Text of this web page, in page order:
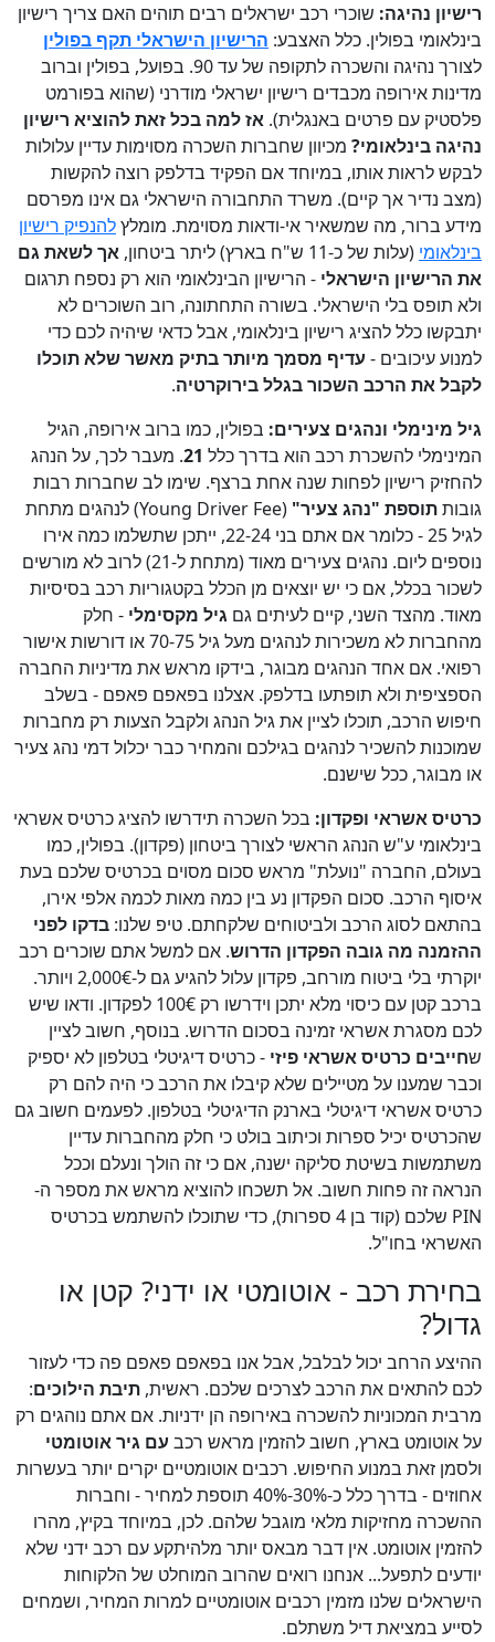
רישיון נהיגה: שוכרי רכב ישראלים רבים תוהים האם צריך רישיון
בינלאומי בפולין. כלל האצבע: הרישיון הישראלי תקף בפולין
לצורך נהיגה והשכרה לתקופה של עד 90. בפועל, בפולין וברוב
מדינות אירופה מכבדים רישיון ישראלי מודרני (שהוא בפורמט
פלסטיק עם פרטים באנגלית). אז למה בכל זאת להוציא רישיון
נהיגה בינלאומי? מכיוון שחברות השכרה מסוימות עדיין עלולות
לבקש לראות אותו, במיוחד אם הפקיד בדלפק רוצה להקשות
(מצב נדיר אך קיים). משרד התחבורה הישראלי גם אינו מפרסם
מידע ברור, מה שמשאיר אי-ודאות מסוימת. מומלץלהנפיק רישיון
בינלאומי (עלות של כ-11 ש"ח בארץ) ליתר ביטחון,
אך לשאת גם
את הרישיון הישראלי - הרישיון הבינלאומי הוא רק נספח תרגום
ולא תופס בלי הישראלי. בשורה התחתונה, רוב השוכרים לא
יתבקשו כלל להציג רישיון בינלאומי, אבל כדאי שיהיה לכם כדי
למנוע עיכובים - עדיף מסמך מיותר בתיק מאשר שלא תוכלו
לקבל את הרכב השכור בגלל בירוקרטיה.
גיל מינימלי ונהגים צעירים: בפולין, כמו ברוב אירופה, הגיל
המינימלי להשכרת רכב הוא בדרך כלל 21. מעבר לכך, על הנהג
להחזיק רישיון לפחות שנה אחת ברצף. שימו לב שחברות רבות
גובותתוספת "נהג צעיר"
(Young Driver Fee) לנהגים מתחת
לגיל 25 - כלומר אם אתם בני 22-24, ייתכן שתשלמו כמה אירו
נוספים ליום. נהגים צעירים מאוד (מתחת ל-21) לרוב לא מורשים
לשכור בכלל, אם כי יש יוצאים מן הכלל בקטגוריות רכב בסיסיות
מאוד. מהצד השני, קיים לעיתים גם גיל מקסימלי - חלק
מהחברות לא משכירות לנהגים מעל גיל 70-75 או דורשות אישור
רפואי. אם אחד הנהגים מבוגר, בידקו מראש את מדיניות החברה
הספציפית ולא תופתעו בדלפק. אצלנו בפאפם פאפם - בשלב
חיפוש הרכב, תוכלו לציין את גיל הנהג ולקבל הצעות רק מחברות
שמוכנות להשכיר לנהגים בגילכם והמחיר כבר יכלול דמי נהג צעיר
או מבוגר, ככל שישנם.
כרטיס אשראי ופקדון: בכל השכרה תידרשו להציג כרטיס אשראי
בינלאומי ע"ש הנהג הראשי לצורך ביטחון (פקדון). בפולין, כמו
בעולם, החברה "נועלת" מראש סכום מסוים בכרטיס שלכם בעת
איסוף הרכב. סכום הפקדון נע בין כמה מאות לכמה אלפי אירו,
בהתאם לסוג הרכב ולביטוחים שלקחתם. טיפ שלנו: בדקו לפני
ההזמנה מה גובה הפקדון הדרוש. אם למשל אתם שוכרים רכב
יוקרתי בלי ביטוח מורחב, פקדון עלול להגיע גם ל-2,000€ ויותר.
ברכב קטן עם כיסוי מלא יתכן וידרשו רק 100€ לפקדון. ודאו שיש
לכם מסגרת אשראי זמינה בסכום הדרוש. בנוסף, חשוב לציין
שחייבים כרטיס אשראי פיזי - כרטיס דיגיטלי בטלפון לא יספיק
וכבר שמענו על מטיילים שלא קיבלו את הרכב כי היה להם רק
כרטיס אשראי דיגיטלי בארנק הדיגיטלי בטלפון. לפעמים חשוב גם
שהכרטיס יכיל ספרות וכיתוב בולט כי חלק מהחברות עדיין
משתמשות בשיטת סליקה ישנה, אם כי זה הולך ונעלם וככל
הנראה זה פחות חשוב. אל תשכחו להוציא מראש את מספר ה-
PIN שלכם (קוד בן 4 ספרות), כדי שתוכלו להשתמש בכרטיס
האשראי בחו"ל.
בחירת רכב - אוטומטי או ידני? קטן או
גדול?
ההיצע הרחב יכול לבלבל, אבל אנו בפאפם פאפם פה כדי לעזור
לכם להתאים את הרכב לצרכים שלכם. ראשית, תיבת הילוכים:
מרבית המכוניות להשכרה באירופה הן ידניות. אם אתם נוהגים רק
על אוטומט בארץ, חשוב להזמין מראש רכב עם גיר אוטומטי
ולסמן זאת במנוע החיפוש. רכבים אוטומטיים יקרים יותר בעשרות
אחוזים - בדרך כלל כ-30%-40% תוספת למחיר - וחברות
ההשכרה מחזיקות מלאי מוגבל שלהם. לכן, במיוחד בקיץ, מהרו
להזמין אוטומט. אין דבר מבאס יותר מלהיתקע עם רכב ידני שלא
יודעים לתפעל... אנחנו רואים שהרוב המוחלט של הלקוחות
הישראלים שלנו מזמין רכבים אוטומטיים למרות המחיר, ושמחים
לסייע במציאת דיל משתלם.